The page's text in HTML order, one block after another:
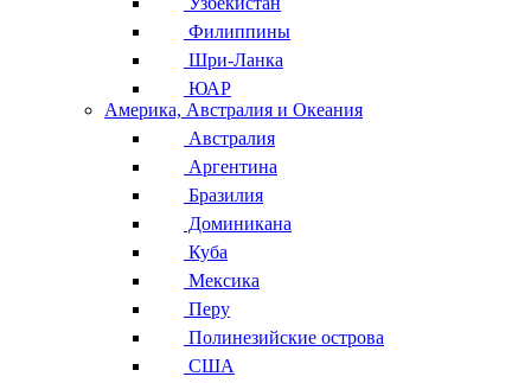
Филиппины
Шри-Ланка
ЮАР
Америка, Австралия и Океания
Австралия
Аргентина
Бразилия
Доминикана
Куба
Мексика
Перу
Полинезийские острова
США